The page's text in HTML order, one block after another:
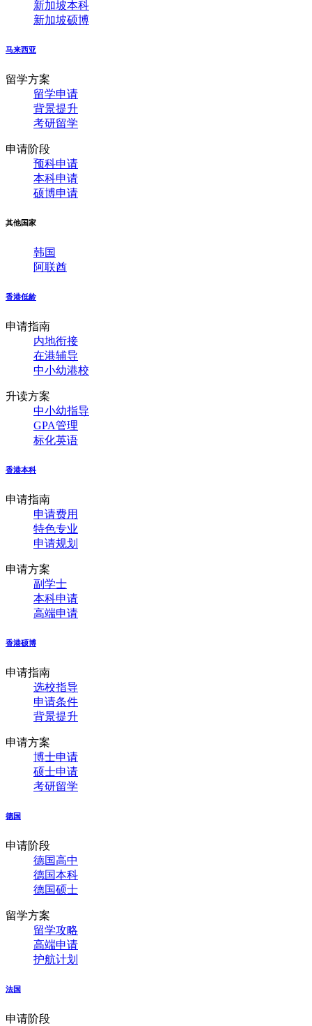
新加坡本科
新加坡硕博
马来西亚
留学方案
留学申请
背景提升
考研留学
申请阶段
预科申请
本科申请
硕博申请
其他国家
韩国
阿联酋
香港低龄
申请指南
内地衔接
在港辅导
中小幼港校
升读方案
中小幼指导
GPA管理
标化英语
香港本科
申请指南
申请费用
特色专业
申请规划
申请方案
副学士
本科申请
高端申请
香港硕博
申请指南
选校指导
申请条件
背景提升
申请方案
博士申请
硕士申请
考研留学
德国
申请阶段
德国高中
德国本科
德国硕士
留学方案
留学攻略
高端申请
护航计划
法国
申请阶段